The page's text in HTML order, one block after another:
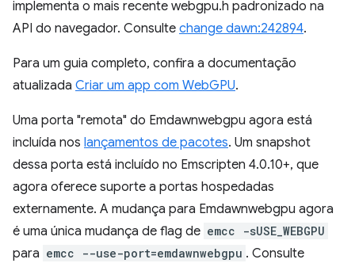
implementa o mais recente webgpu.h padronizado na
API do navegador. Consulte change dawn:242894.
Para um guia completo, confira a documentação
atualizada Criar um app com WebGPU.
Uma porta "remota" do Emdawnwebgpu agora está
incluída nos lançamentos de pacotes. Um snapshot
dessa porta está incluído no Emscripten 4.0.10+, que
agora oferece suporte a portas hospedadas
externamente. A mudança para Emdawnwebgpu agora
é uma única mudança de flag de emcc -sUSE_WEBGPU
para emcc --use-port=emdawnwebgpu . Consulte